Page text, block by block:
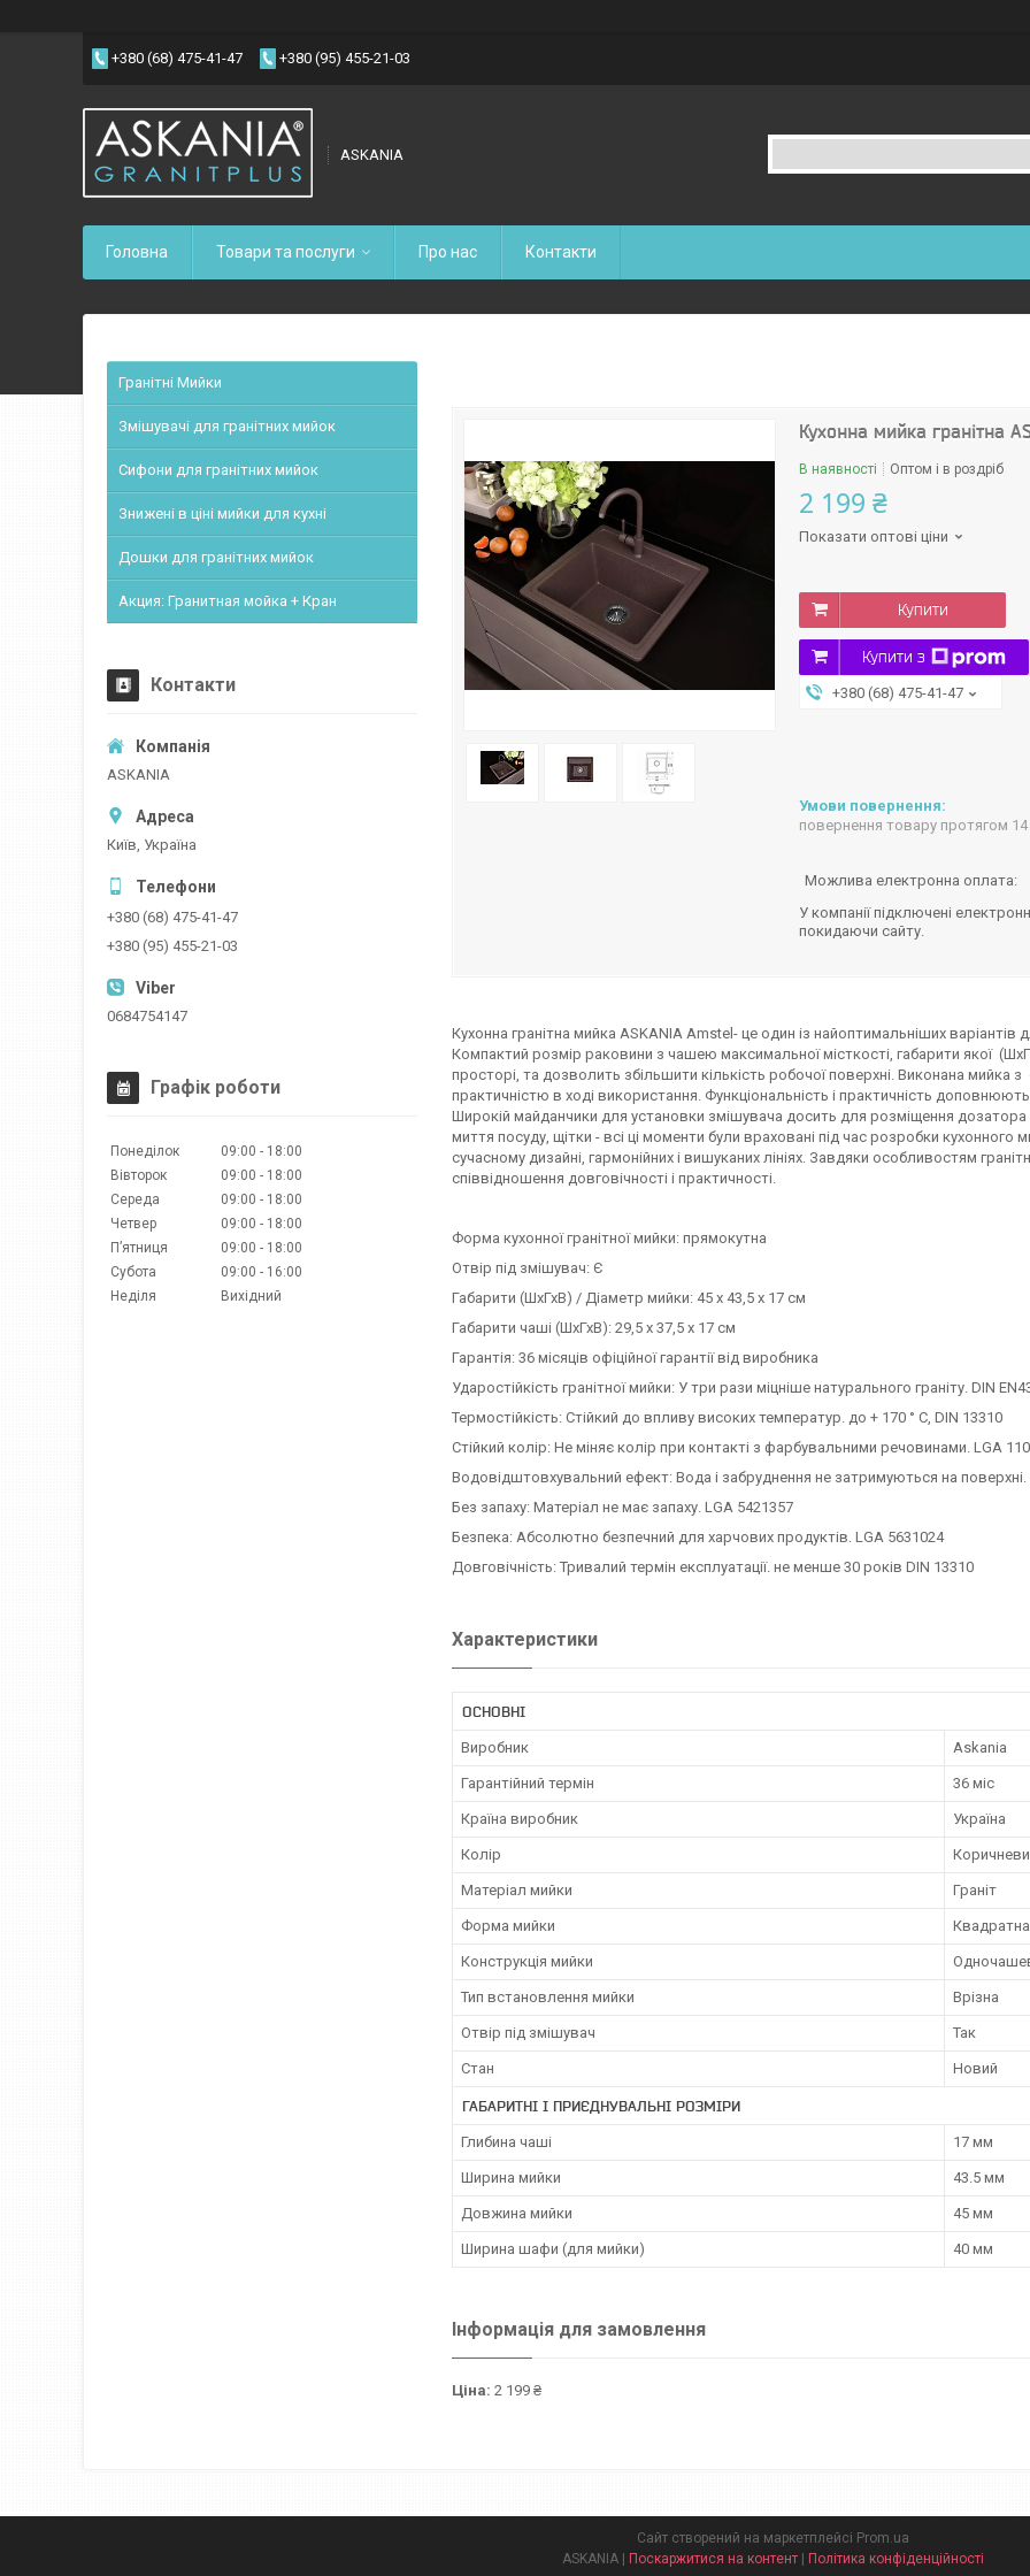
+380 (68) 475-41-47 +380 (95) 455-21-03
ASKANIA
Головна Товари та послуги Про нас Контакти
Кухонна мийка гранітна
В наявності Оптом і в роздріб
2 199 ₴
Показати оптові ціни
Купити
Купити з
+380 (68) 475-41-47
повернення товару протягом
У компанії підключені
покидаючи сайту.
Кухонна гранітна мийка ASKANIA Amstel- це один із найоптимальніших варіантів
Компактий розмір раковини з чашею максимальної місткості, габарити якої
просторі, та дозволить збільшити кількість робочої поверхні. Виконана мийка
практичністю в ході використання. Функціональність і практичність
Широкій майданчики для установки змішувача досить для розміщення
миття посуду, щітки - всі ці моменти були враховані під час розробки кухонного
сучасному дизайні, гармонійних і вишуканих лініях. Завдяки особливостям
співвідношення довговічності і практичності.
Форма кухонної гранітної мийки: прямокутна
Отвір під змішувач: Є
Габарити (ШхГхВ) / Діаметр мийки: 45 х 43,5 х 17 см
Габарити чаші (ШхГхВ): 29,5 х 37,5 х 17 см
Гарантія: 36 місяців офіційної гарантії від виробника
Ударостійкість гранітної мийки: У три рази міцніше натурального граніту. DIN
Термостійкість: Стійкий до впливу високих температур. до + 170 ° C, DIN 13310
Стійкий колір: Не міняє колір при контакті з фарбувальними речовинами. LGA
Водовідштовхувальний ефект: Вода і забруднення не затримуються на поверхні.
Без запаху: Матеріал не має запаху. LGA 5421357
Безпека: Абсолютно безпечний для харчових продуктів. LGA 5631024
Довговічність: Тривалий термін експлуатації. не менше 30 років DIN 13310
Характеристики
ОСНОВНІ
Виробник Askania
Гарантійний термін 36 міс
Країна виробник Україна
Колір
Матеріал мийки Граніт
Форма мийки Квадратна
Конструкція мийки
Тип встановлення мийки Врізна
Отвір під змішувач Так
Стан Новий
ГАБАРИТНІ І ПРИЄДНУВАЛЬНІ РОЗМІРИ
Глибина чаші 17 мм
Ширина мийки 43.5 мм
Довжина мийки 45 мм
Ширина шафи (для мийки) 40 мм
Інформація для замовлення
Ціна: 2 199 ₴
Гранітні Мийки
Змішувачі для гранітних мийок
Сифони для гранітних мийок
Знижені в ціні мийки для кухні
Дошки для гранітних мийок
Акция: Гранитная мойка + Кран
Контакти
ASKANIA
Київ, Україна
+380 (68) 475-41-47
+380 (95) 455-21-03
0684754147
Графік роботи
Понеділок 09:00
18:00
Вівторок
09:00
18:00
Середа
09:00
18:00
Четвер
09:00
18:00
Пʼятниця
09:00
18:00
Субота
09:00
16:00
Неділя
Вихідний
Сайт створений на маркетплейсі Prom.ua
Поскаржитися на контент Політика конфіденційності